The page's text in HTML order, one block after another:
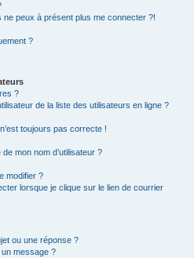
ne peux à présent plus me connecter ?!
?
?
de la liste des utilisateurs en ligne ?
toujours pas correcte !
mon nom d’utilisateur ?
modifier ?
lorsque je clique sur le lien de courrier
ou une réponse ?
message ?